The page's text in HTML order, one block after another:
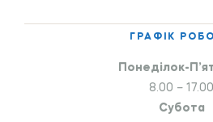
ГРАФІК
Понеділок-
8.00 – 17.00
Субота